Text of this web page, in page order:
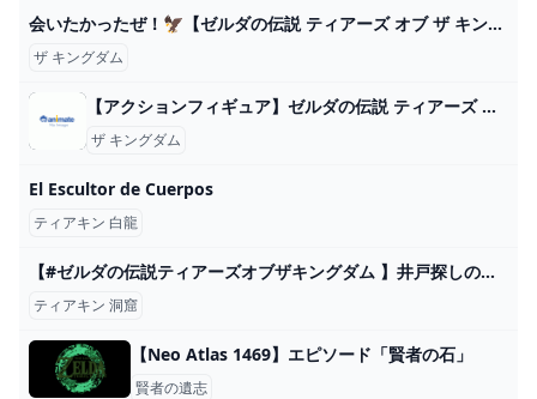
会いたかったぜ！🦅【ゼルダの伝説 ティアーズ オブ ザ キングダム】#3 - YouTube
ザ キングダム
【アクションフィギュア】ゼルダの伝説 ティアーズ オブ ザ キングダム figma リンク ティアーズ オブ ザ キングダムver. アニメイト
ザ キングダム
El Escultor de Cuerpos
ティアキン 白龍
【#ゼルダの伝説ティアーズオブザキングダム 】井戸探しの旅開始！ #61 【 ファニル･δ / セルフ受肉Vtuber 】 - YouTube
ティアキン 洞窟
【Neo Atlas 1469】エピソード「賢者の石」
賢者の遺志